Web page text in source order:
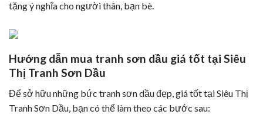
tặng ý nghĩa cho người thân, bạn bè.
Hướng dẫn mua tranh sơn dầu giá tốt tại Siêu
Thị Tranh Sơn Dầu
Để sở hữu những bức tranh sơn dầu đẹp, giá tốt tại Siêu Thị
Tranh Sơn Dầu, bạn có thể làm theo các bước sau: